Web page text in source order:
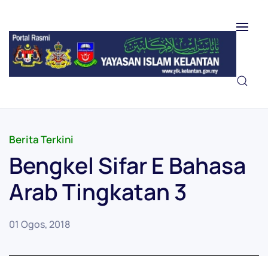
Skip to main content
Berita Terkini
Bengkel Sifar E Bahasa
Arab Tingkatan 3
01 Ogos, 2018